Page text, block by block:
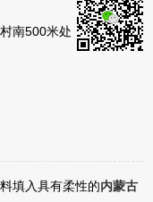
南500米处
填入具有柔性的内蒙古